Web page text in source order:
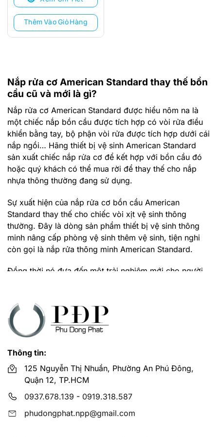
Nắp rửa cơ American Standard thay thế bồn
cầu cũ và mới là gì?
Nắp rửa cơ American Standard được hiểu nôm na là
một chiếc nắp bồn cầu được tích hợp có vòi rửa điều
khiển bằng tay, bộ phận vòi rửa được tích hợp dưới cái
nắp ngồi… Hãng thiết bị vệ sinh American Standard
sản xuất chiếc nắp rửa cơ để kết hợp với bồn cầu đó
hoặc quý khách có thể mua rời để thay thế cho nắp
nhựa thông thường đang sử dụng.
Sự xuất hiện của nắp rửa cơ bồn cầu American
Standard thay thế cho chiếc vòi xịt vệ sinh thông
thường. Đây là dòng sản phẩm thiết bị vệ sinh thông
minh nâng cấp phòng vệ sinh thêm vệ sinh, tiện nghi
còn gọi là nắp rửa thông minh American Standard.
Đồng thời nó đưa đến một trải nghiệm mới cho người
Ưu điểm nổi bật của nắp rửa cơ thông minh
American Standard?
Đa dạng mẫu mã, thương hiệu
Dễ lắp đặt, dễ vệ sinh
Nắp bồn cầu rửa cơ tiết kiệm nước, tiết kiệm năng
1.360.000 ₫.
Thêm Vào Giỏ Hàng
Thông tin:
125 Nguyễn Thị Nhuần, Phường An Phú Đông,
Quận 12, TP.HCM
0937.678.139 - 0919.318.587
phudongphat.npp@gmail.com